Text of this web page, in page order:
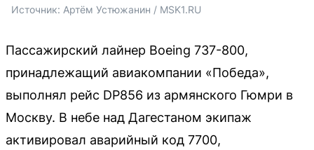
Источник: Артём Устюжанин / MSK1.RU
Пассажирский лайнер Boeing 737-800,
принадлежащий авиакомпании «Победа»,
выполнял рейс DP856 из армянского Гюмри в
Москву. В небе над Дагестаном экипаж
активировал аварийный код 7700,